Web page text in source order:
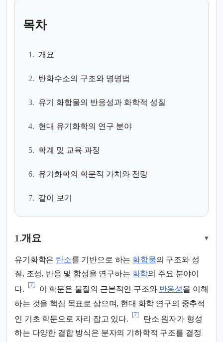
목차
1. 개요
2. 탄화수소의 구조와 명명법
3. 유기 화합물의 반응성과 화학적 성질
4. 현대 유기화학의 연구 분야
5. 학계 및 교육 과정
6. 유기화학의 학문적 가치와 전망
7. 같이 보기
1.개요 ▾
유기화학은 탄소를 기반으로 하는 화합물의 구조와 성
질, 조성, 반응 및 합성을 연구하는 화학의 주요 분야이
다.
[7]
이 학문은 물질의 근본적인 구조와 반응성을 이해
하는 것을 핵심 목표로 삼으며, 현대 화학 연구의 중추적
인 기초 학문으로 자리 잡고 있다.
[7]
탄소 원자가 형성
하는 다양한 결합 방식은 분자의 기하학적 구조를 결정